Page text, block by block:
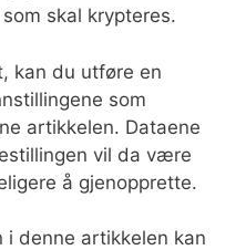
skal krypteres.
kan du utføre en
som
artikkelen. Dataene
vil da være
å gjenopprette.
i denne artikkelen kan